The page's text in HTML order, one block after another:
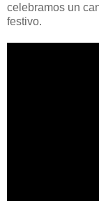
celebramos un
festivo.